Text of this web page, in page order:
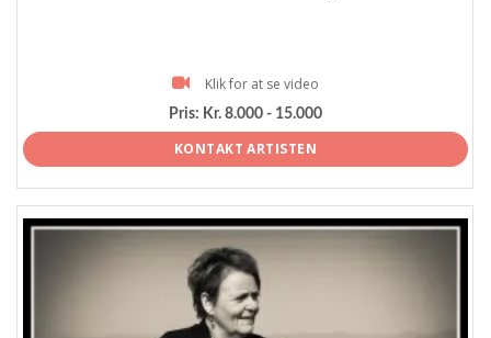
Klik for at se video
Pris: Kr. 8.000 - 15.000
KONTAKT ARTISTEN